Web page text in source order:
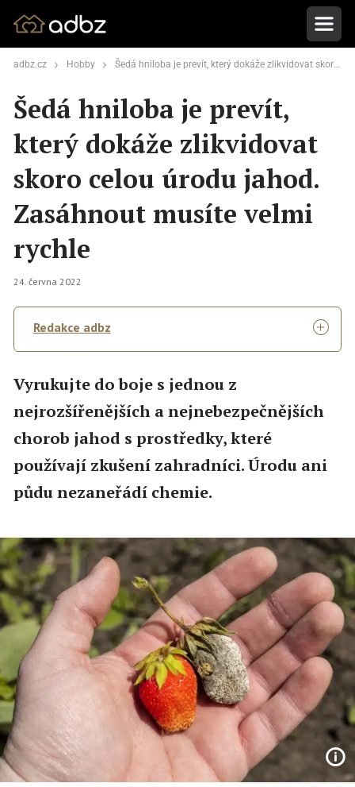
adbz.cz Hobby Šedá hniloba je prevít, který dokáže zlikvidovat skoro celou úrodu jahod. Zasáhnout musíte velmi rychle
Šedá hniloba je prevít,
který dokáže zlikvidovat
skoro celou úrodu jahod.
Zasáhnout musíte velmi
rychle
24. června 2022
Redakce adbz
Vyrukujte do boje s jednou z
nejrozšířenějších a nejnebezpečnějších
chorob jahod s prostředky, které
používají zkušení zahradníci. Úrodu ani
půdu nezaneřádí chemie.